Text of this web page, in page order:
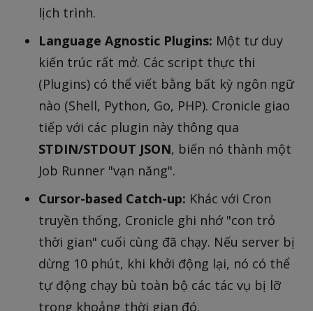
lịch trình.
Language Agnostic Plugins: Một tư duy
kiến trúc rất mở. Các script thực thi
(Plugins) có thể viết bằng bất kỳ ngôn ngữ
nào (Shell, Python, Go, PHP). Cronicle giao
tiếp với các plugin này thông qua
STDIN/STDOUT JSON, biến nó thành một
Job Runner "vạn năng".
Cursor-based Catch-up: Khác với Cron
truyền thống, Cronicle ghi nhớ "con trỏ
thời gian" cuối cùng đã chạy. Nếu server bị
dừng 10 phút, khi khởi động lại, nó có thể
tự động chạy bù toàn bộ các tác vụ bị lỡ
trong khoảng thời gian đó.